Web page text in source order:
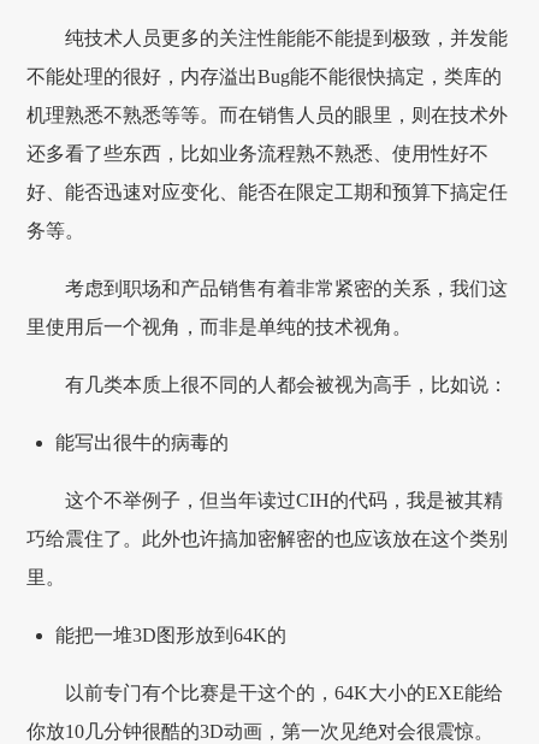
纯技术人员更多的关注性能能不能提到极致，并发能
不能处理的很好，内存溢出Bug能不能很快搞定，类库的
机理熟悉不熟悉等等。而在销售人员的眼里，则在技术外
还多看了些东西，比如业务流程熟不熟悉、使用性好不
好、能否迅速对应变化、能否在限定工期和预算下搞定任
务等。
考虑到职场和产品销售有着非常紧密的关系，我们这
里使用后一个视角，而非是单纯的技术视角。
有几类本质上很不同的人都会被视为高手，比如说：
能写出很牛的病毒的
这个不举例子，但当年读过CIH的代码，我是被其精
巧给震住了。此外也许搞加密解密的也应该放在这个类别
里。
能把一堆3D图形放到64K的
以前专门有个比赛是干这个的，64K大小的EXE能给
你放10几分钟很酷的3D动画，第一次见绝对会很震惊。